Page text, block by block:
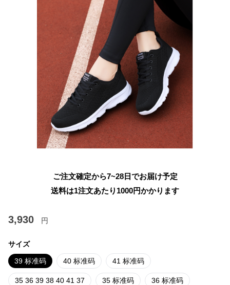
ご注文確定から7~28日でお届け予定
送料は1注文あたり 1000円かかります
3,930 円
サイズ
39 标准码 40 标准码 41 标准码
35 36 39 38 40 41 37 35 标准码 36 标准码